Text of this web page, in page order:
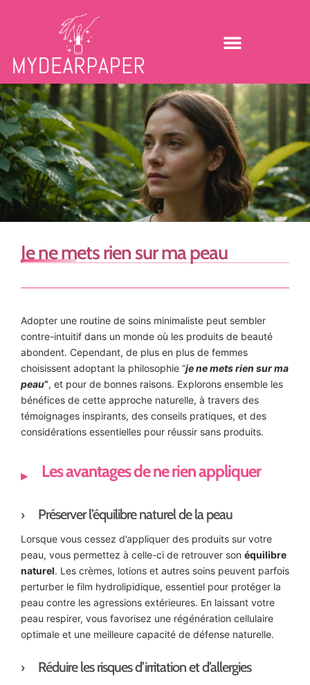
Je ne mets rien sur ma peau
Adopter une routine de soins minimaliste peut sembler
contre-intuitif dans un monde où les produits de beauté
abondent. Cependant, de plus en plus de femmes
choisissent adoptant la philosophie “je ne mets rien sur ma
peau”, et pour de bonnes raisons. Explorons ensemble les
bénéfices de cette approche naturelle, à travers des
témoignages inspirants, des conseils pratiques, et des
considérations essentielles pour réussir sans produits.
Les avantages de ne rien appliquer
Préserver l’équilibre naturel de la peau
Lorsque vous cessez d’appliquer des produits sur votre
peau, vous permettez à celle-ci de retrouver son équilibre
naturel. Les crèmes, lotions et autres soins peuvent parfois
perturber le film hydrolipidique, essentiel pour protéger la
peau contre les agressions extérieures. En laissant votre
peau respirer, vous favorisez une régénération cellulaire
optimale et une meilleure capacité de défense naturelle.
Réduire les risques d’irritation et d’allergies